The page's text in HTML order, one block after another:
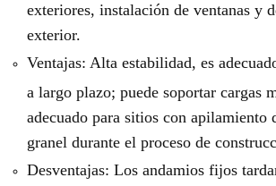
exteriores, instalación de ventanas y
exterior.
Ventajas: Alta estabilidad, es
a largo plazo; puede soportar cargas
adecuado para sitios con apilamiento
granel durante el proceso de
Desventajas: Los andamios fijos